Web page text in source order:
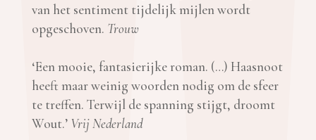
van het sentiment tijdelijk mijlen wordt
opgeschoven. Trouw
‘Een mooie, fantasierijke roman. (…) Haasnoot
heeft maar weinig woorden nodig om de sfeer
te treffen. Terwijl de spanning stijgt, droomt
Wout.’ Vrij Nederland